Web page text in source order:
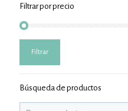
Filtrar por precio
mínimo
máximo
Filtrar
Búsqueda de productos